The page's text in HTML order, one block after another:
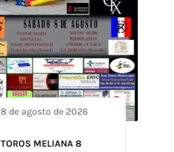
8 de agosto de 2026
TOROS MELIANA 8